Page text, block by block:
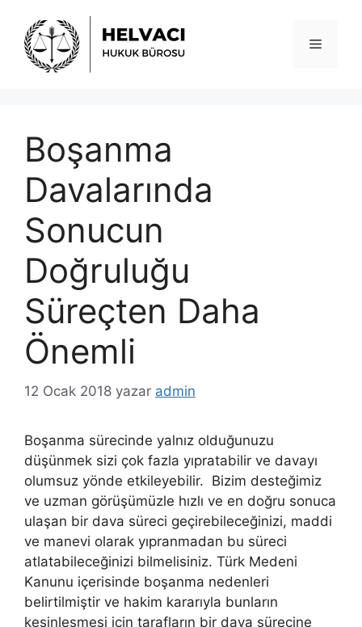
Menü
Boşanma
Davalarında
Sonucun
Doğruluğu
Süreçten Daha
Önemli
12 Ocak 2018 yazar admin
Boşanma sürecinde yalnız olduğunuzu
düşünmek sizi çok fazla yıpratabilir ve davayı
olumsuz yönde etkileyebilir. Bizim desteğimiz
ve uzman görüşümüzle hızlı ve en doğru sonuca
ulaşan bir dava süreci geçirebileceğinizi, maddi
ve manevi olarak yıpranmadan bu süreci
atlatabileceğinizi bilmelisiniz. Türk Medeni
Kanunu içerisinde boşanma nedenleri
belirtilmiştir ve hakim kararıyla bunların
kesinleşmesi için tarafların bir dava sürecine